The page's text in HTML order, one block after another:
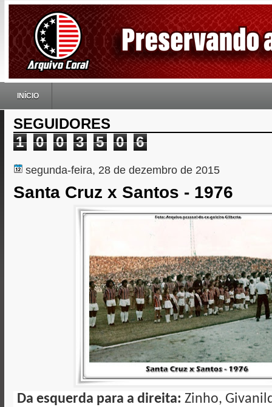
INÍCIO
SEGUIDORES
1
0 0 3 5 0 6
segunda-feira, 28 de dezembro de 2015
Santa Cruz x Santos - 1976
Da esquerda para a direita: Zinho,